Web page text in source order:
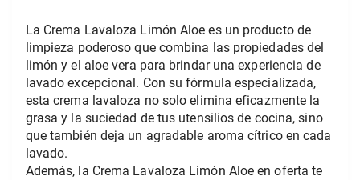
La Crema Lavaloza Limón Aloe es un producto de
limpieza poderoso que combina las propiedades del
limón y el aloe vera para brindar una experiencia de
lavado excepcional. Con su fórmula especializada,
esta crema lavaloza no solo elimina eficazmente la
grasa y la suciedad de tus utensilios de cocina, sino
que también deja un agradable aroma cítrico en cada
lavado.
Además, la Crema Lavaloza Limón Aloe en oferta te